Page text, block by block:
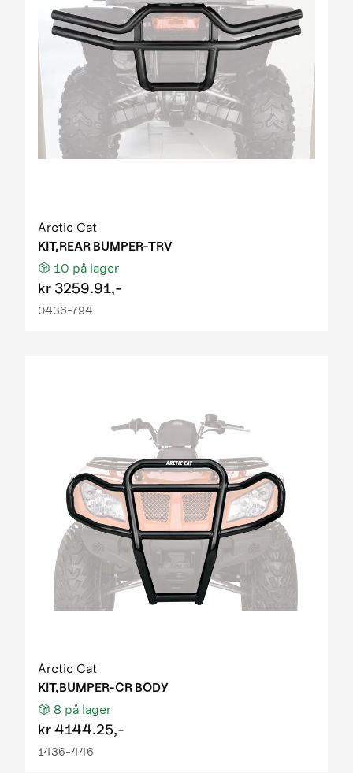
Arctic Cat
KIT,REAR BUMPER-TRV
10 på lager
kr 3259.91,-
0436-794
Arctic Cat
KIT,BUMPER-CR BODY
8 på lager
kr4144.25,-
1436-446